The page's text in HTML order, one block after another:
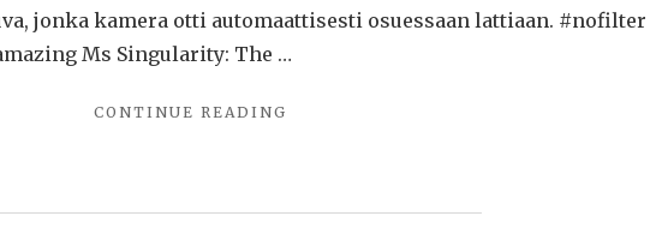
jonka kamera otti automaattisesti osuessaan lattiaan. #nofilter
Ms Singularity: The …
CONTINUE READING
YOURS